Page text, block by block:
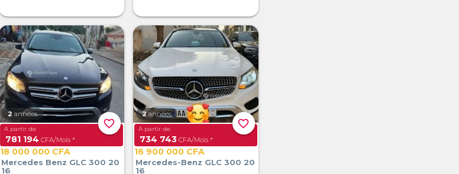
favorite_border
2 années
A partir de
781 194 CFA/Mois *
18 000 000 CFA
Mercedes Benz GLC 300 20
16
favorite_border
2 années
A partir de
734 743 CFA/Mois *
16 900 000 CFA
Mercedes-Benz GLC 300 20
16